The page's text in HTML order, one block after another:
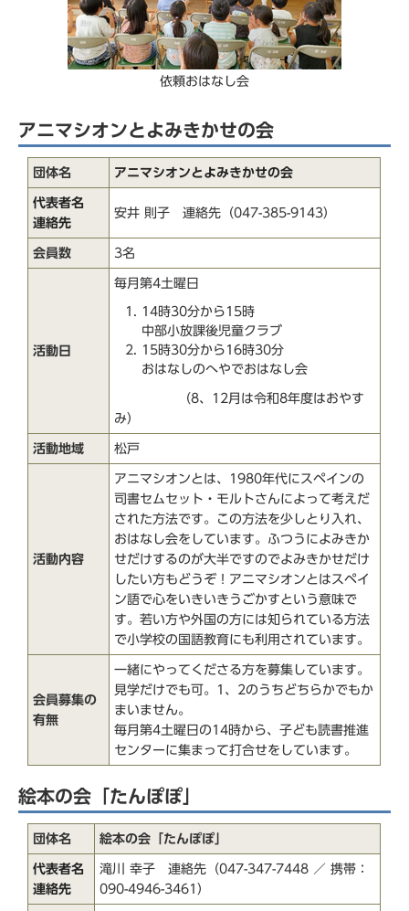
依頼おはなし会
アニマシオンとよみきかせの会
団体名 アニマシオンとよみきかせの会
代表者名
連絡先
安井 則子 連絡先（047-385-9143）
会員数 3名
活動日
毎月第4土曜日
14時30分から15時
中部小放課後児童クラブ
15時30分から16時30分
おはなしのへやでおはなし会
（8、12月は令和8年度はおやす
み）
活動地域 松戸
活動内容
アニマシオンとは、1980年代にスペインの
司書セムセット・モルトさんによって考えだ
された方法です。この方法を少しとり入れ、
おはなし会をしています。ふつうによみきか
せだけするのが大半ですのでよみきかせだけ
したい方もどうぞ！アニマシオンとはスペイ
ン語で心をいきいきうごかすという意味で
す。若い方や外国の方には知られている方法
で小学校の国語教育にも利用されています。
会員募集の
有無
一緒にやってくださる方を募集しています。
見学だけでも可。1、2のうちどちらかでもか
まいません。
毎月第4土曜日の14時から、子ども読書推進
センターに集まって打合せをしています。
絵本の会「たんぽぽ」
団体名 絵本の会「たんぽぽ」
代表者名
連絡先
滝川 幸子 連絡先（047-347-7448 ／ 携帯：
090-4946-3461）